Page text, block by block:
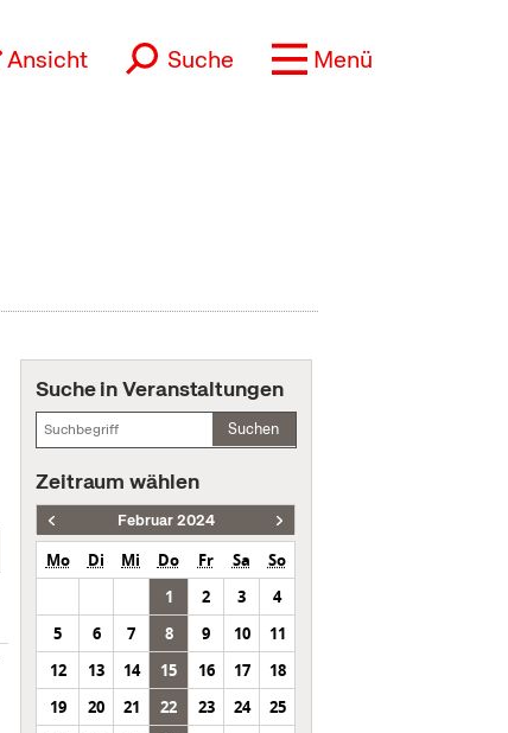
Ansicht Suche Menü
Suche in Veranstaltungen
Suchen
Zeitraum wählen
Februar 2024
Mo Di Mi Do Fr Sa
So
1
2 3
4
5
6 7 8 9 10
11
12
13 14 15 16 17
18
19
20 21 22 23 24
25